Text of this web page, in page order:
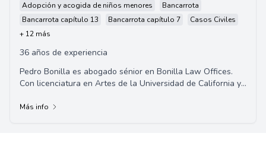
Adopción y acogida de niños menores
Bancarrota
Bancarrota capítulo 13
Bancarrota capítulo 7
Casos Civiles
+ 12 más
36 años de experiencia
Pedro Bonilla es abogado sénior en Bonilla Law Offices.
Con licenciatura en Artes de la Universidad de California y
Más info